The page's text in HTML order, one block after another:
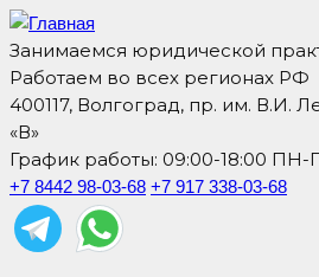
Занимаемся юридической
Работаем во всех регионах РФ
400117, Волгоград, пр. им. В.И.
«В»
График работы: 09:00-18:00 ПН-
+7 8442 98-03-68 +7 917 338-03-68